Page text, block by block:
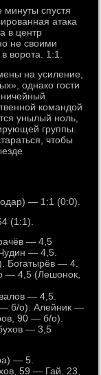
спустя
атака
в центр
не своими
ворота. 1:1.
на усиление,
однако гости
командой
унылый ноль,
группы.
чтобы
— 1:1 (0:0).
(1:1).
— 4,5
— 4,5.
Богатырёв — 4.
— 4,5 (Лешонок,
— 4,5.
б/о). Алейник —
90 — б/о).
— 3,5
— 5.
59 — Гай, 23,